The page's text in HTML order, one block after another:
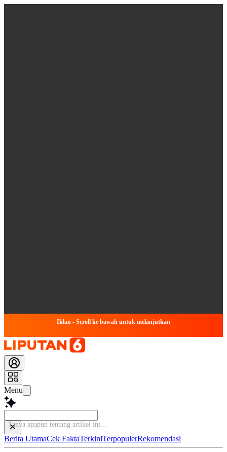
Iklan - Scroll ke bawah untuk melanjutkan
Menu
Tanya apapun
Berita UtamaCek FaktaTerkiniTerpopulerRekomendasi